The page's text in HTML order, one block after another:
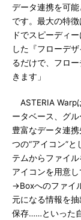
データ連携を可
です。最大の特
ドでスピーディ
した『フローデ
るだけで、フロ
きます」
ASTERIA Warp
ータベース、グ
豊富なデータ連
つの“アイコン”
テムからファイ
アイコンを用意
→Boxへのファイ
元になる情報を
保存……といった